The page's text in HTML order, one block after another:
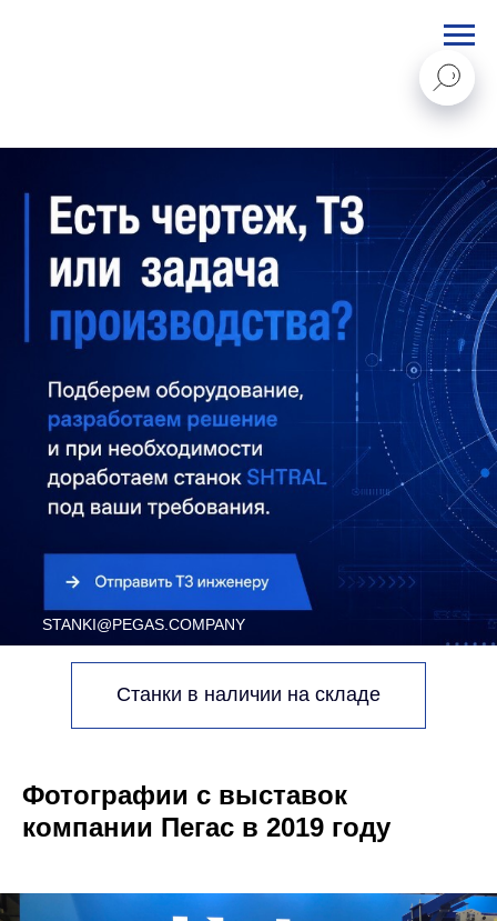
STANKI@PEGAS.COMPANY
Станки в наличии на складе
Фотографии с выставок
компании Пегас в 2019 году